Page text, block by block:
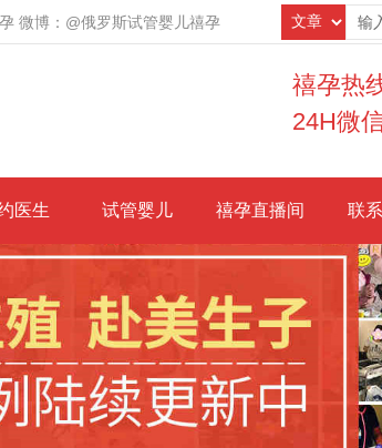
微博：@俄罗斯试管婴儿禧孕
禧孕热
24H微
医生 试管婴儿 禧孕直播间 联